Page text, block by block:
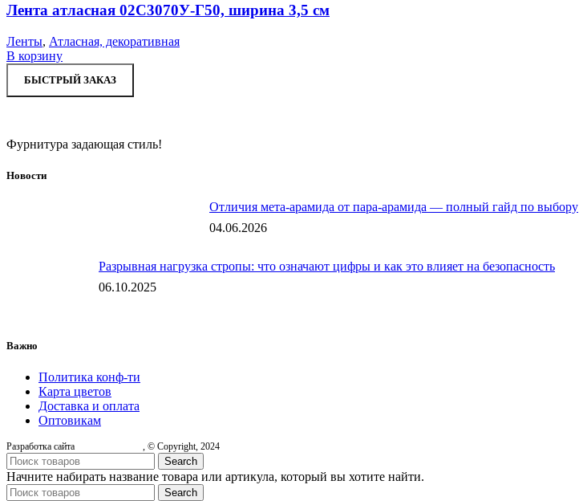
Лента атласная 02С3070У-Г50, ширина 3,5 см
Ленты, Атласная, декоративная
В корзину
БЫСТРЫЙ ЗАКАЗ
Фурнитура задающая стиль!
Новости
Отличия мета-арамида от пара-арамида — полный гайд по выбору
04.06.2026
Разрывная нагрузка стропы: что означают цифры и как это влияет на безопасность
06.10.2025
Важно
Политика конф-ти
Карта цветов
Доставка и оплата
Оптовикам
Разработка сайта , © Copyright, 2024
Search
Начните набирать название товара или артикула, который вы хотите найти.
Search